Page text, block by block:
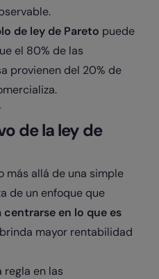
de ley de Pareto puede
el 80% de las
provienen del 20% de
de la ley de
más allá de una simple
de un enfoque que
centrarse en lo que es
mayor rentabilidad
en las